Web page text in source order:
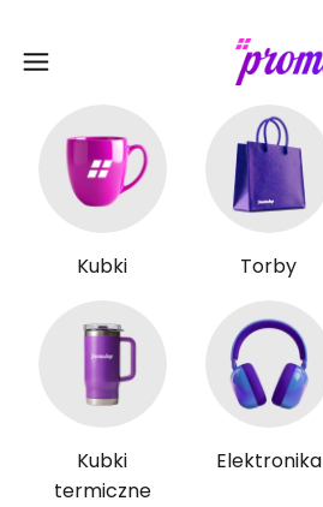
Kubki Torby
Kubki
termiczne
Elektronika